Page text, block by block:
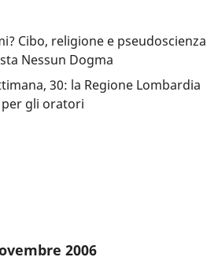
Cibo, religione e pseudoscienza
Nessun Dogma
30: la Regione Lombardia
gli oratori
2006